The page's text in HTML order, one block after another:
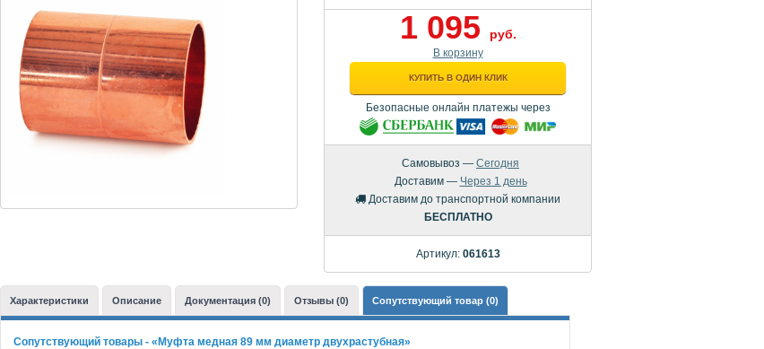
1 095 руб.
В корзину
КУПИТЬ В ОДИН КЛИК
Безопасные онлайн платежы через
Самовывоз — Сегодня
Доставим — Через 1 день
Доставим до транспортной компании
БЕСПЛАТНО
Артикул: 061613
Характеристики Описание Документация (0) Отзывы (0) Сопутствующий товар (0)
Сопутствующий товары - «Муфта медная 89 мм диаметр двухрастубная»